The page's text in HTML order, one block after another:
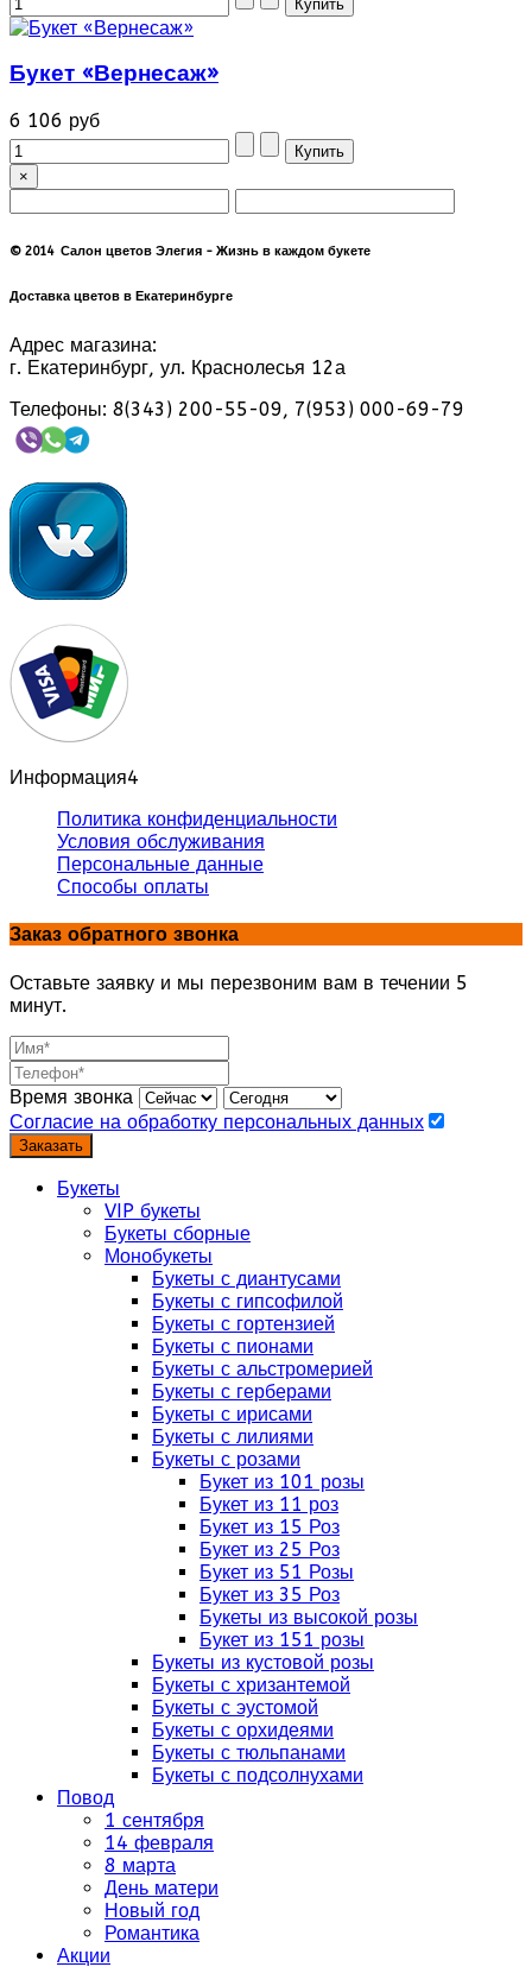
Букет «Вернесаж»
6 106 руб
×
© 2014 Салон цветов Элегия - Жизнь в каждом букете
Доставка цветов в Екатеринбурге
Адрес магазина:
г. Екатеринбург, ул. Краснолесья 12а
Телефоны: 8(343) 200-55-09, 7(953) 000-69-79
Информация4
Политика конфиденциальности
Условия обслуживания
Персональные данные
Способы оплаты
Заказ обратного звонка
Оставьте заявку и мы перезвоним вам в течении 5
минут.
Время звонка
Согласие на обработку персональных данных
Заказать
Букеты
VIP букеты
Букеты сборные
Монобукеты
Букеты с диантусами
Букеты с гипсофилой
Букеты с гортензией
Букеты с пионами
Букеты с альстромерией
Букеты с герберами
Букеты с ирисами
Букеты с лилиями
Букеты с розами
Букет из 101 розы
Букет из 11 роз
Букет из 15 Роз
Букет из 25 Роз
Букет из 51 Розы
Букет из 35 Роз
Букеты из высокой розы
Букет из 151 розы
Букеты из кустовой розы
Букеты с хризантемой
Букеты с эустомой
Букеты с орхидеями
Букеты с тюльпанами
Букеты с подсолнухами
Повод
1 сентября
14 февраля
8 марта
День матери
Новый год
Романтика
Акции